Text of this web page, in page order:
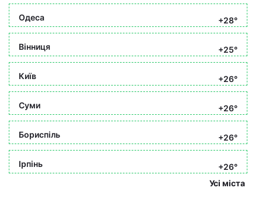
Одеса +28°
Вінниця +25°
Київ +26°
Суми +26°
Бориспіль +26°
Ірпінь
+26°
Усі міста